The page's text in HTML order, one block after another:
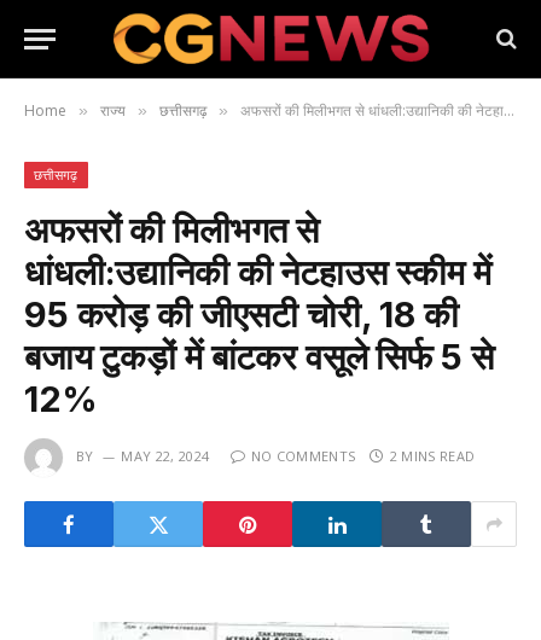
Home » राज्य » छत्तीसगढ़ » अफसरों की मिलीभगत से धांधली:उद्यानिकी की नेटहाउस स्कीम में 95 करोड़ की जीएसटी चोरी, 18 की बजाय टुकड़ों में बांटकर वसूले सिर्फ 5 से 12%
छत्तीसगढ़
अफसरों की मिलीभगत से
धांधली:उद्यानिकी की नेटहाउस स्कीम में
95 करोड़ की जीएसटी चोरी, 18 की
बजाय टुकड़ों में बांटकर वसूले सिर्फ 5 से
12%
BY MAY 22, 2024 NO COMMENTS 2 MINS READ